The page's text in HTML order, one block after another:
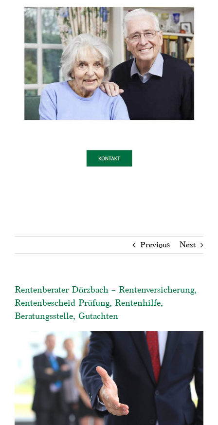
Previous Next
Rentenberater Dörzbach – Rentenversicherung,
Rentenbescheid Prüfung, Rentenhilfe,
Beratungsstelle, Gutachten